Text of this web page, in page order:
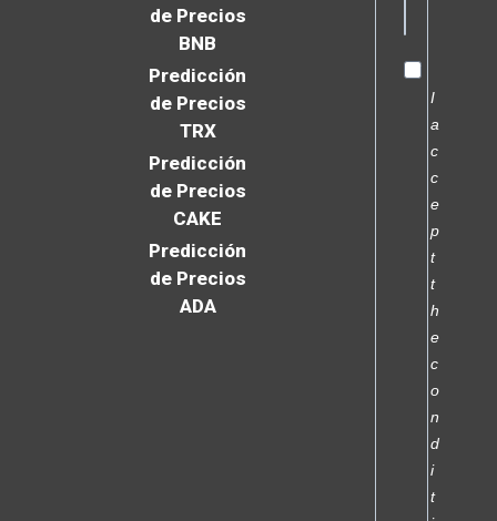
de Precios
BNB
Predicción
de Precios
TRX
Predicción
de Precios
CAKE
Predicción
de Precios
ADA
I
a
c
c
e
p
t
t
h
e
c
o
n
d
i
t